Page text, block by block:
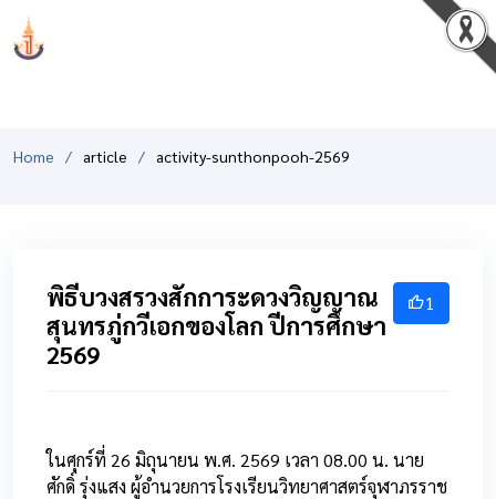
Home article activity-sunthonpooh-2569
1
พิธีบวงสรวงสักการะดวงวิญญาณ
สุนทรภู่กวีเอกของโลก ปีการศึกษา
2569
ในศุกร์ที่ 26 มิถุนายน พ.ศ. 2569 เวลา 08.00 น. นาย
ศักดิ์ รุ่งแสง ผู้อำนวยการโรงเรียนวิทยาศาสตร์จุฬาภรราช